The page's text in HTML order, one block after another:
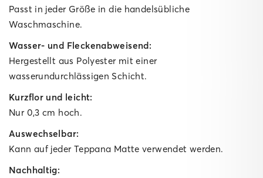
Passt in jeder Größe in die handelsübliche
Waschmaschine.
Wasser- und Fleckenabweisend:
Hergestellt aus Polyester mit einer
wasserundurchlässigen Schicht.
Kurzflor und leicht:
Nur 0,3 cm hoch.
Auswechselbar:
Kann auf jeder Teppana Matte verwendet werden.
Nachhaltig: